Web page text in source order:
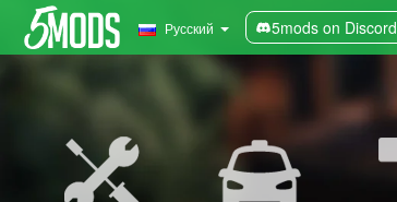
Русский 5mods on Discord